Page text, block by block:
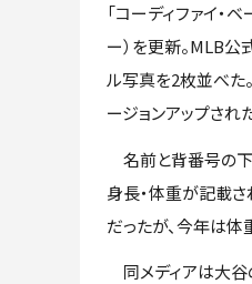
「コーディファイ・
ー）を更新。MLB
ル写真を2枚並べた
ージョンアップされ
名前と背番号の下
身長・体重が記載さ
だったが、今年は体
同メディアは大谷